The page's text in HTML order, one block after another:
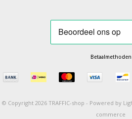
Betaalmethoden
© Copyright 2026 TRAFFIC-shop - Powered by
commerce